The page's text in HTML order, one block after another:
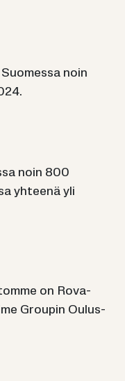
noin
noin 800
yhteenä yli
on Ro­va­
Grou­pin Ou­lus­